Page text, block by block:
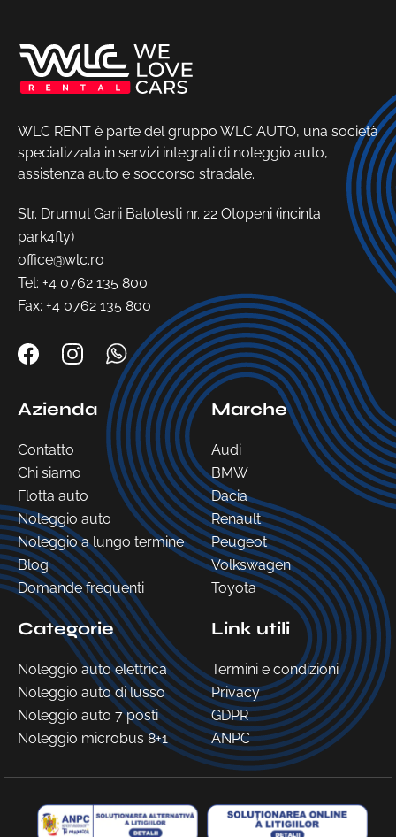
WLC RENT è parte del gruppo WLC AUTO, una società
specializzata in servizi integrati di noleggio auto,
assistenza auto e soccorso stradale.
Str. Drumul Garii Balotesti nr. 22 Otopeni (incinta
park4fly)
office@wlc.ro
Tel: +4 0762 135 800
Fax: +4 0762 135 800
Azienda
Contatto
Chi siamo
Flotta auto
Noleggio auto
Noleggio a lungo termine
Blog
Domande frequenti
Marche
Audi
BMW
Dacia
Renault
Peugeot
Volkswagen
Toyota
Categorie
Noleggio auto elettrica
Noleggio auto di lusso
Noleggio auto 7 posti
Noleggio microbus 8+1
Link utili
Termini e condizioni
Privacy
GDPR
ANPC